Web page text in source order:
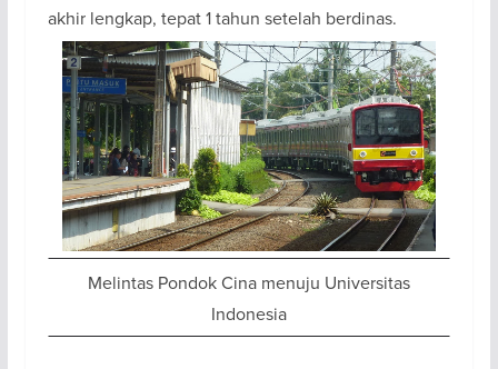
akhir lengkap, tepat 1 tahun setelah berdinas.
Melintas Pondok Cina menuju Universitas
Indonesia